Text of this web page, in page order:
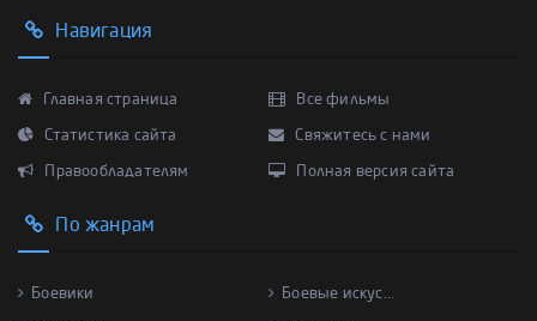
Навигация
Главная страница Все фильмы
Статистика сайта Свяжитесь с нами
Правообладателям Полная версия сайта
По жанрам
Боевики Боевые искус...